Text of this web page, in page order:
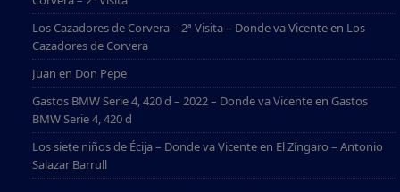
Los Cazadores de Corvera – 2ª Visita – Donde va Vicenteen Los
Cazadores de Corvera
Juan en Don Pepe
Gastos BMW Serie 4, 420 d – 2022 – Donde va Vicenteen Gastos
BMW Serie 4, 420 d
Los siete niños de Écija – Donde va Vicenteen El Zíngaro – Antonio
Salazar Barrull